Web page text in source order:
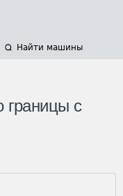
Найти машины
границы с